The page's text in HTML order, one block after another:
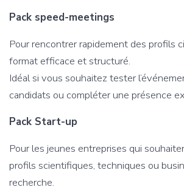
Pack speed-meetings
Pour rencontrer rapidement des profils
format efficace et structuré.
Idéal si vous souhaitez tester
candidats ou compléter une présence
Pack Start-up
Pour les jeunes entreprises qui
profils scientifiques, techniques ou
recherche.